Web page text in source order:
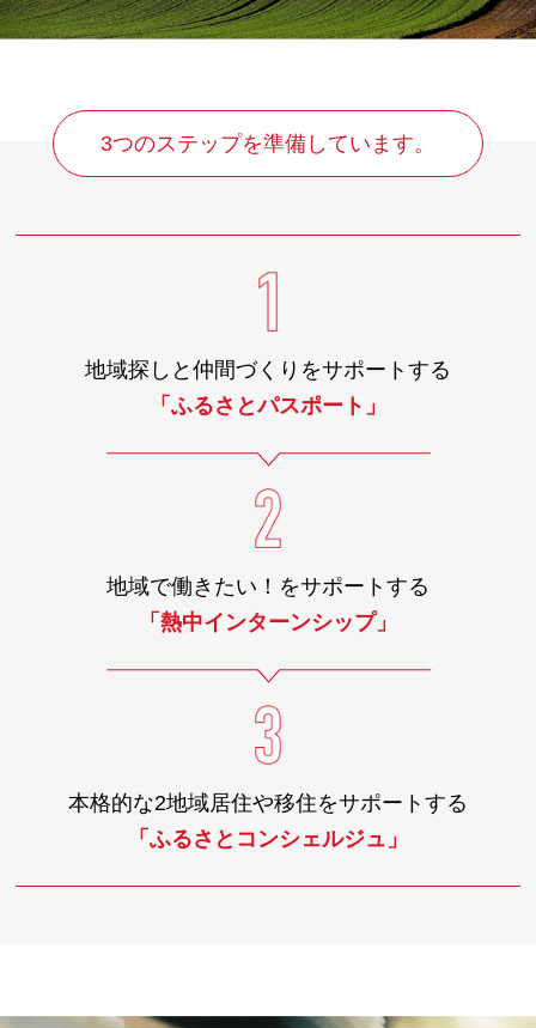
3つのステップを準備しています。
地域探しと仲間づくりをサポートする
「ふるさとパスポート」
地域で働きたい！をサポートする
「熱中インターンシップ」
本格的な2地域居住や移住をサポートする
「ふるさとコンシェルジュ」